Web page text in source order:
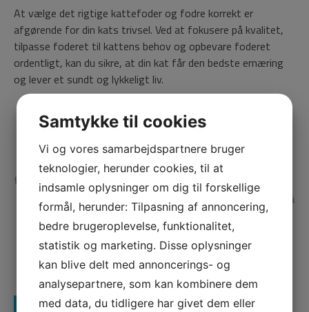
At vælge det rigtige kattefoder og fodre korrekt er
afgørende for din kats trivsel. Ved at fokusere på kvalitet,
tilpasse foderet til kattens behov og opbevare foderet
ordentligt, kan du sikre, at din kat får den bedste ernæring
og lever et sundt og lykkeligt liv.
Indlægsnavigation
Parterapi i Kolding: Styrk dit forhold gennem
terapi
Professionel genoptræning og støtte på
rehabiliteringscenter i Middelfart
Samtykke til cookies
Vi og vores samarbejdspartnere bruger
teknologier, herunder cookies, til at
indsamle oplysninger om dig til forskellige
formål, herunder: Tilpasning af annoncering,
bedre brugeroplevelse, funktionalitet,
statistik og marketing. Disse oplysninger
kan blive delt med annoncerings- og
analysepartnere, som kan kombinere dem
med data, du tidligere har givet dem eller